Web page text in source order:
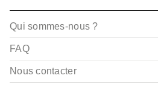
Qui sommes-nous ?
FAQ
Nous contacter